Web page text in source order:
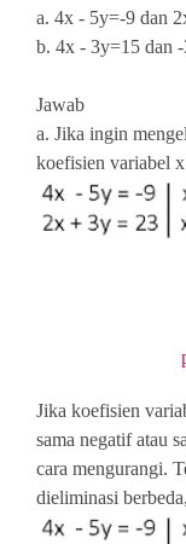
a. 4x - 5y=-9 dan
b. 4x - 3y=15 dan
Jawab
a. Jika ingin
koefisien variabel
Jika koefisien
sama negatif atau
cara mengurangi.
dieliminasi